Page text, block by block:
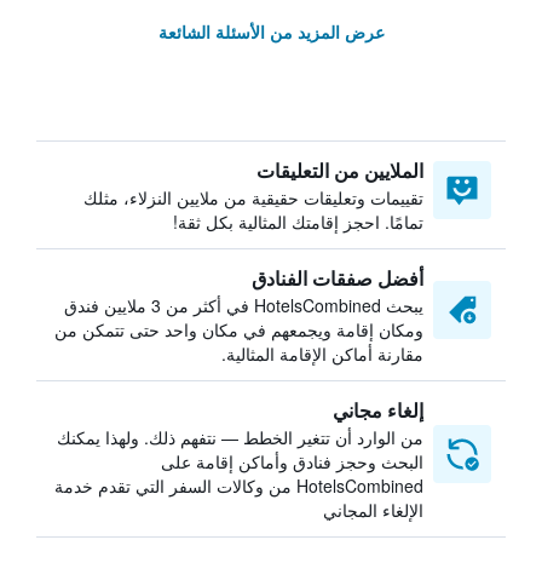
عرض المزيد من الأسئلة الشائعة
الملايين من التعليقات
تقييمات وتعليقات حقيقية من ملايين النزلاء، مثلك
تمامًا. احجز إقامتك المثالية بكل ثقة!
أفضل صفقات الفنادق
يبحث HotelsCombined في أكثر من 3 ملايين فندق
ومكان إقامة ويجمعهم في مكان واحد حتى تتمكن من
مقارنة أماكن الإقامة المثالية.
إلغاء مجاني
من الوارد أن تتغير الخطط — نتفهم ذلك. ولهذا يمكنك
البحث وحجز فنادق وأماكن إقامة على
HotelsCombined من وكالات السفر التي تقدم خدمة
الإلغاء المجاني